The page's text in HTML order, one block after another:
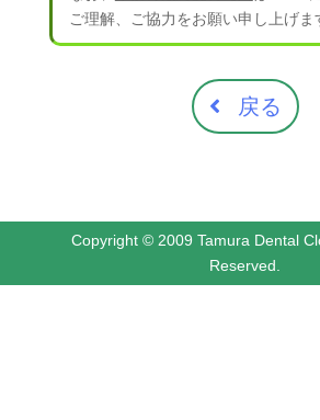
ご理解、ご協力をお願い申し上げま
戻る
Copyright © 2009 Tamura Dental
Reserved.